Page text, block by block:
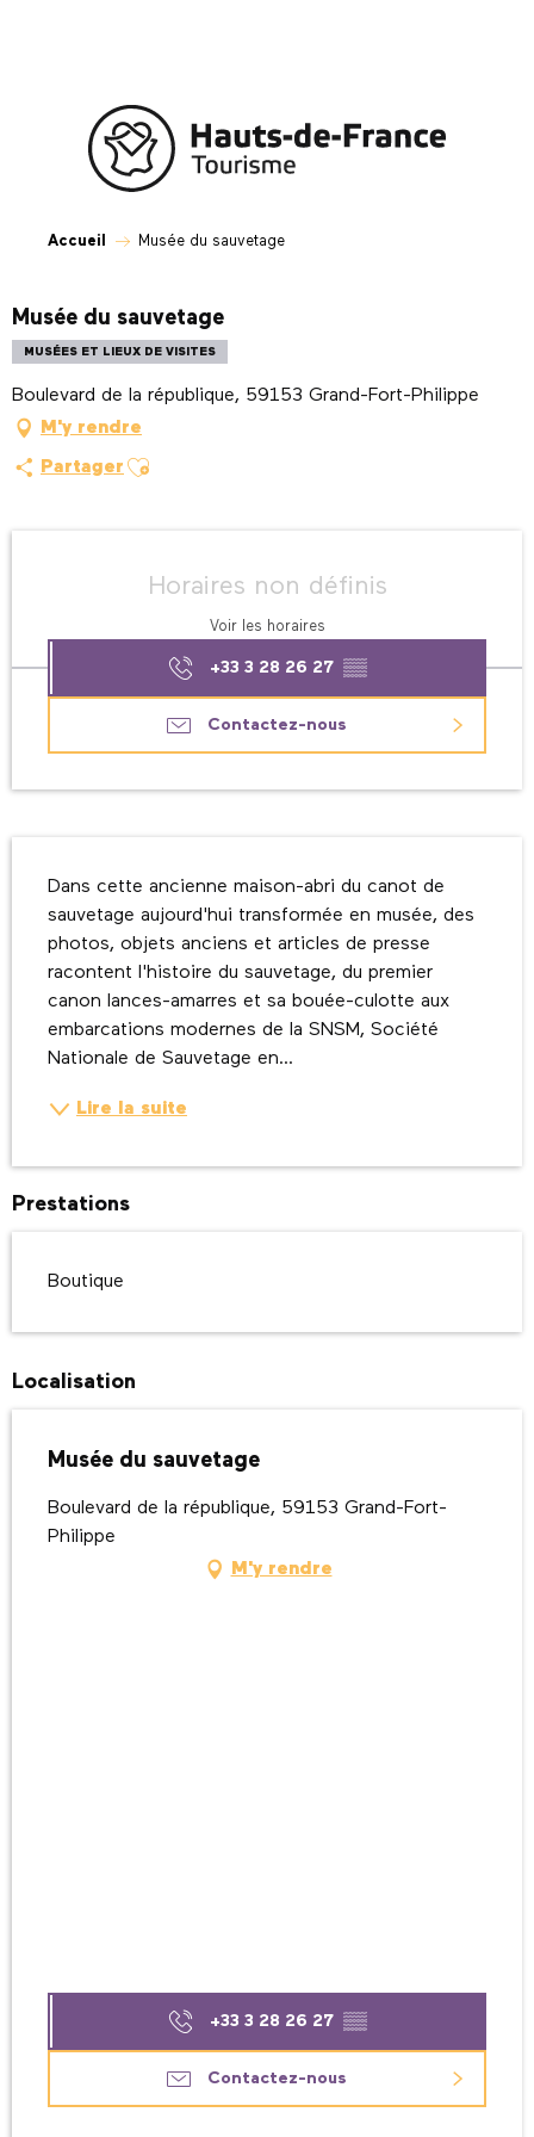
Accueil Musée du sauvetage
Musée du sauvetage
MUSÉES ET LIEUX DE VISITES
Boulevard de la république, 59153 Grand-Fort-Philippe
M'y rendre
Partager Ajouter aux favoris
Horaires non définis
Voir les horaires
+33 3 28 26 27 ▒▒
Contactez-nous
Dans cette ancienne maison-abri du canot de
sauvetage aujourd'hui transformée en musée, des
photos, objets anciens et articles de presse
racontent l'histoire du sauvetage, du premier
canon lances-amarres et sa bouée-culotte aux
embarcations modernes de la SNSM, Société
Nationale de Sauvetage en...
Lire la suite
Prestations
Boutique
Localisation
Musée du sauvetage
Boulevard de la république, 59153 Grand-Fort-
Philippe
M'y rendre
+33 3 28 26 27 ▒▒
Contactez-nous